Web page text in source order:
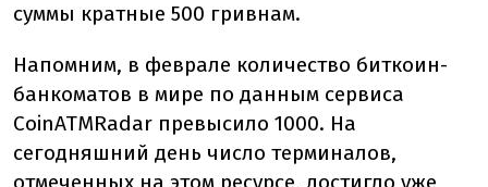
суммы кратные 500 гривнам.
Напомним, в феврале количество биткоин-
банкоматов в мире по данным сервиса
CoinATMRadar превысило 1000. На
сегодняшний день число терминалов,